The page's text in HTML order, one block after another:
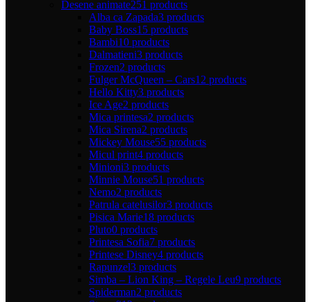
Desene animate251 products
Alba ca Zapada3 products
Baby Boss15 products
Bambi10 products
Dalmatieni3 products
Frozen2 products
Fulger McQueen – Cars12 products
Hello Kitty3 products
Ice Age2 products
Mica printesa2 products
Mica Sirena2 products
Mickey Mouse55 products
Micul print4 products
Minioni3 products
Minnie Mouse51 products
Nemo2 products
Patrula catelusilor3 products
Pisica Marie18 products
Pluto0 products
Printesa Sofia7 products
Printese Disney4 products
Rapunzel3 products
Simba – Lion King – Regele Leu9 products
Spiderman2 products